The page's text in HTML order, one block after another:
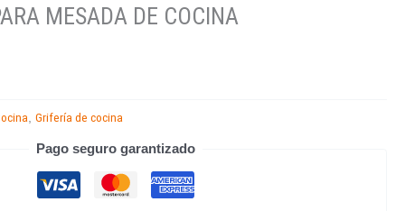
-
n
v
s
p
MESADA DE COCINA
,Grifería de cocina
Pago seguro garantizado